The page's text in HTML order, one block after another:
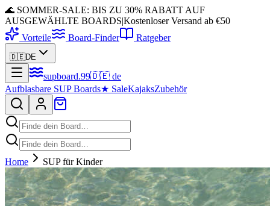
🌊 SOMMER-SALE: BIS ZU 30% RABATT AUF
AUSGEWÄHLTE BOARDS|Kostenloser Versand ab €50
Vorteile
Board-Finder Ratgeber
🇩🇪DE
supboard.99🇩🇪 de
Aufblasbare SUP Boards★ SaleKajaksZubehör
Home SUP für Kinder